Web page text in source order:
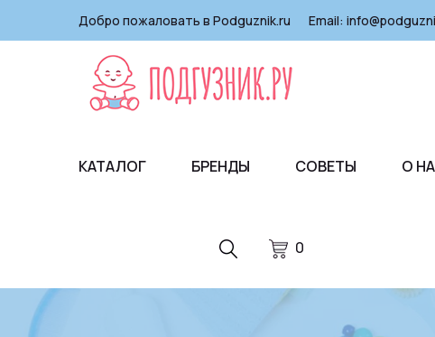
Добро пожаловать в Podguznik.ru Email:
0
КАТАЛОГ БРЕНДЫ СОВЕТЫ О